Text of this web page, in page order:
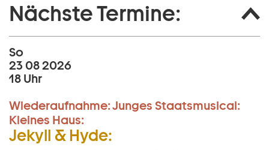
Nächste Termine:
So
23 08 2026
18 Uhr
Wiederaufnahme:Junges Staatsmusical:
Kleines Haus:
Jekyll & Hyde: